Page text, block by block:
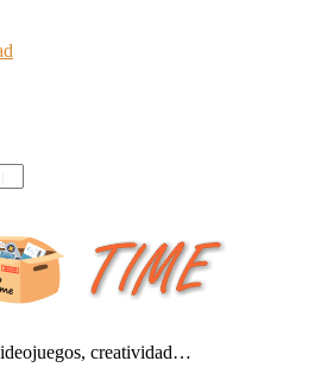
creatividad…